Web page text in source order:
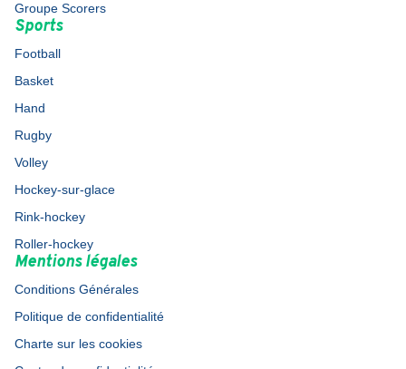
Groupe Scorers
Sports
Football
Basket
Hand
Rugby
Volley
Hockey-sur-glace
Rink-hockey
Roller-hockey
Mentions légales
Conditions Générales
Politique de confidentialité
Charte sur les cookies